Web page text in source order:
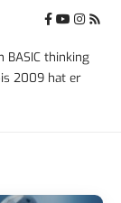
BASIC thinking
2009 hat er